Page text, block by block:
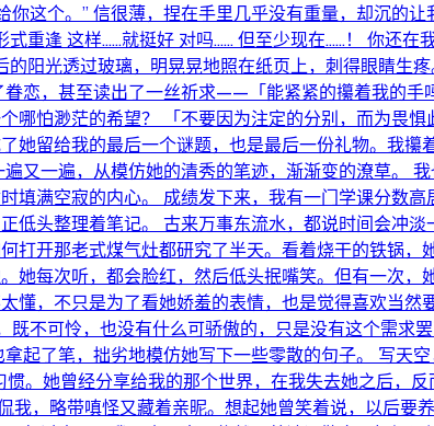
这个。” 信很薄，捏在手里几乎没有重量，却沉的
逢 这样......就挺好 对吗...... 但至少现在......！ 你还
阳光透过玻璃，明晃晃地照在纸页上，刺得眼睛生
恋，甚至读出了一丝祈求——「能紧紧的攥着我的
哪怕渺茫的希望？ 「不要因为注定的分别，而为畏
她留给我的最后一个谜题，也是最后一份礼物。我
又一遍，从模仿她的清秀的笔迹，渐渐变的潦草。
填满空寂的内心。 成绩发下来，我有一门学课分数
低头整理着笔记。 古来万事东流水，都说时间会冲
打开那老式煤气灶都研究了半天。看着烧干的铁锅
她每次听，都会脸红，然后低头抿嘴笑。但有一次，
懂，不只是为了看她娇羞的表情，也是觉得喜欢当
既不可怜，也没有什么可骄傲的，只是没有这个需
起了笔，拙劣地模仿她写下一些零散的句子。 写天
。她曾经分享给我的那个世界，在我失去她之后，
我，略带嗔怪又藏着亲昵。想起她曾笑着说，以后